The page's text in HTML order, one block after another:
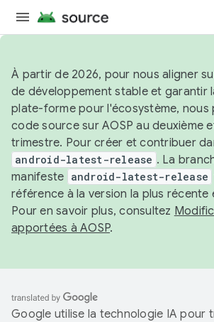
À partir de 2026, pour nous aligner
de développement stable et garantir
plate-forme pour l'écosystème, nous
code source sur AOSP au deuxième
trimestre. Pour créer et contribuer
android-latest-release . La
manifeste android-latest-release
référence à la version la plus récente
Pour en savoir plus, consultez
apportées à AOSP.
Google utilise la technologie IA pour